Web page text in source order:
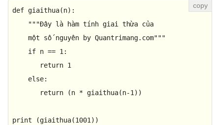
def giaithua(n):
"""Đây là hàm tính giai thừa của
    một số nguyên by Quantrimang.com"""
if n == 1 :
return 1
else:
return (n * giaithua(n-1 ))
print (giaithua(1001 ))